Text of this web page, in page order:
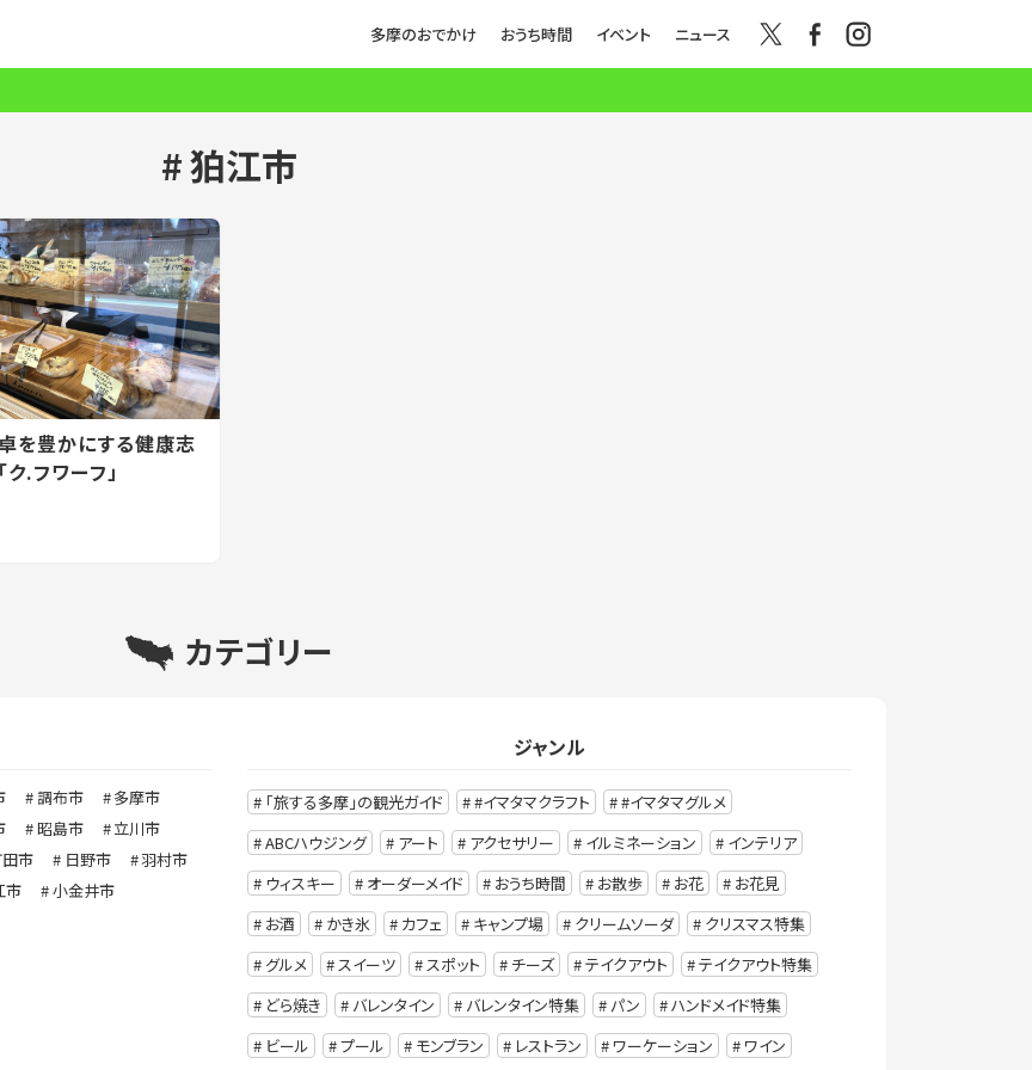
多摩のおでかけ おうち時間 イベント ニュース
狛江市
を豊かにする健康志
.フワーフ」
カテゴリー
調布市
多摩市
昭島市
立川市
市 日野市
羽村市
市
小金井市
ジャンル
「旅する多摩」の観光ガイド #イマタマクラフト
#イマタマグルメ
ABCハウジング
アート アクセサリー イルミネーション
インテリア
ウィスキー
オーダーメイド おうち時間 お散歩 お花
お花見
お酒
かき氷 カフェ キャンプ場 クリームソーダ
クリスマス特集
グルメ
スイーツ スポット チーズ テイクアウト
テイクアウト特集
どら焼き
バレンタイン バレンタイン特集 パン
ハンドメイド特集
ビール
プール モンブラン レストラン ワーケーション ワイン